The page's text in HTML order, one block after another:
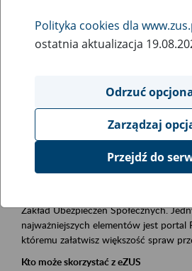
Rodzaj wydarzenia
Szkolenia
Obszar merytoryczny
obsługa klientów
Opis wydarzenia
Platforma Usług Elektronicznych ZUS
Zakład Ubezpieczeń Społecznych.
najważniejszych elementów jest portal
któremu załatwisz większość spraw
Kto może skorzystać z eZUS
Polityka cookies dla
ostatnia aktualizacja
Odrzuć
Zarządzaj
Przejdź do